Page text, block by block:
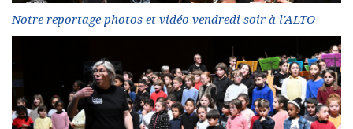
Notre reportage photos et vidéo vendredi soir à l'ALTO